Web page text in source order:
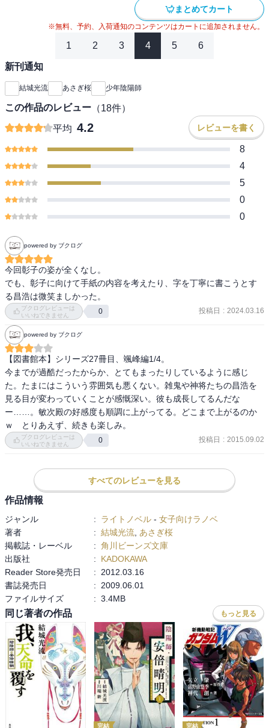
まとめてカート
※無料、予約、入荷通知のコンテンツはカートに追加されません。
1 2 3 4 5 6
新刊通知
結城光流 あさぎ桜 少年陰陽師
この作品のレビュー （18件）
平均 4.2 レビューを書く
8
4
5
0
0
powered by ブクログ
今回彰子の姿が全くなし。
でも、彰子に向けて手紙の内容を考えたり、字を丁寧に書こうとす
る昌浩は微笑ましかった。
ブクログレビューは
いいねできません
0 投稿日 : 2024.03.16
powered by ブクログ
【図書館本】シリーズ27冊目、颯峰編1/4。
今までが過酷だったからか、とてもまったりしているように感じ
た。たまにはこういう雰囲気も悪くない。雑鬼や神将たちの昌浩を
見る目が変わっていくことが感慨深い。彼も成長してるんだな
ー……。敏次殿の好感度も順調に上がってる。どこまで上がるのか
ｗ　とりあえず、続きも楽しみ。
ブクログレビューは
いいねできません
0 投稿日 : 2015.09.02
すべてのレビューを見る
作品情報
ジャンル : ライトノベル - 女子向けラノベ
著者
: 結城光流 あさぎ桜
掲載誌・レーベル
: 角川ビーンズ文庫
出版社
:
KADOKAWA
Reader Store発売日
:
2012.03.16
書誌発売日
:
2009.06.01
ファイルサイズ
: 3.4MB
同じ著者の作品 もっと見る
完結 完結